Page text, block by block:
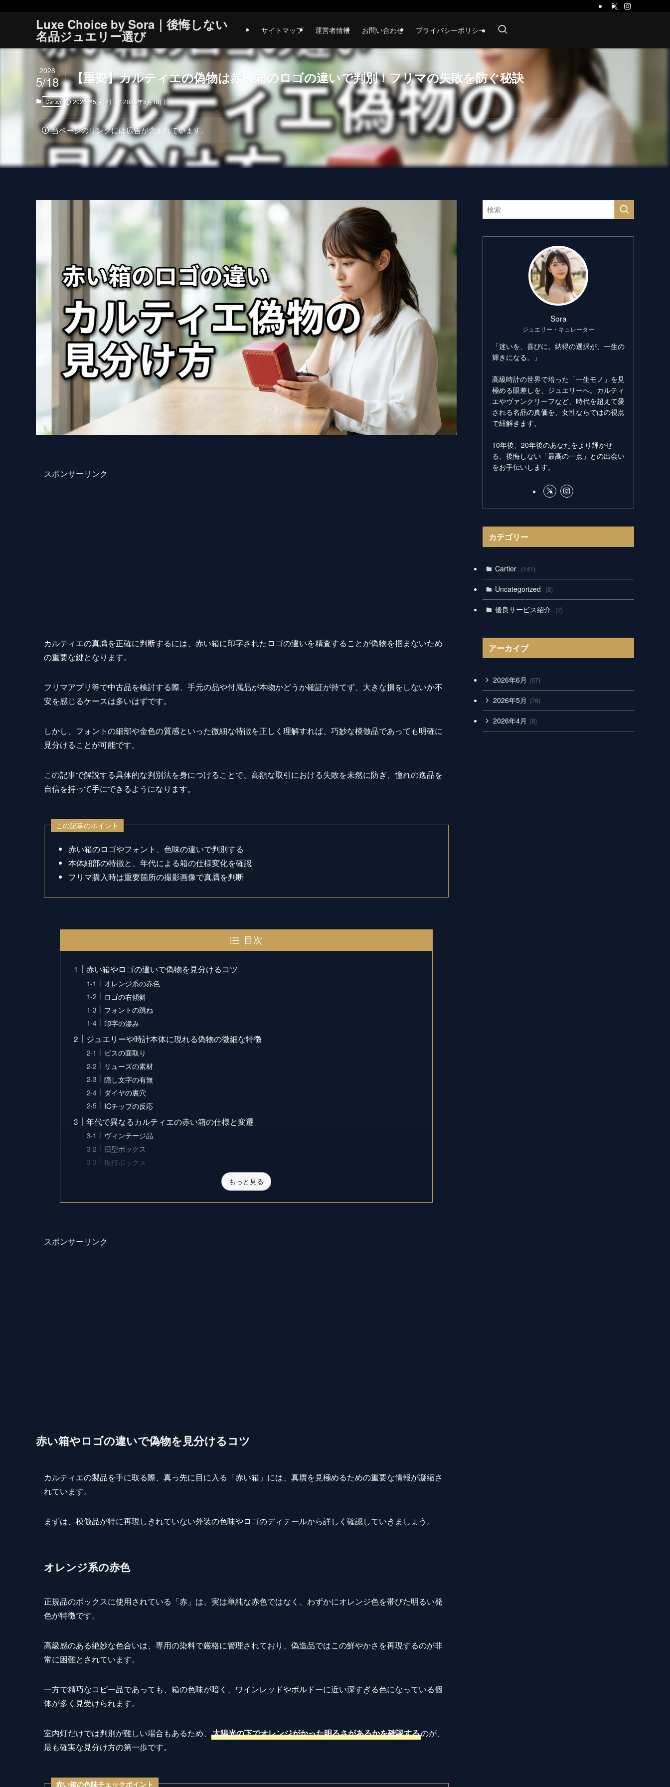
Luxe Choice by Sora｜後悔しない
名品ジュエリー選び サイトマップ 運営者情報 お問い合わせ プライバシーポリシー
【重要】カルティエの偽物は赤い箱のロゴの違いで判別！フリマの失敗を防ぐ秘訣
2026
5/18
Cartier 2026年5月14日 2026年5月18日
当ページのリンクには広告が含まれています。
スポンサーリンク
カルティエの真贋を正確に判断するには、赤い箱に印字されたロゴの違いを精査することが偽物を掴まないため
の重要な鍵となります。
フリマアプリ等で中古品を検討する際、手元の品や付属品が本物かどうか確証が持てず、大きな損をしないか不
安を感じるケースは多いはずです。
しかし、フォントの細部や金色の質感といった微細な特徴を正しく理解すれば、巧妙な模倣品であっても明確に
見分けることが可能です。
この記事で解説する具体的な判別法を身につけることで、高額な取引における失敗を未然に防ぎ、憧れの逸品を
自信を持って手にできるようになります。
この記事のポイント
赤い箱のロゴやフォント、色味の違いで判別する
本体細部の特徴と、年代による箱の仕様変化を確認
フリマ購入時は重要箇所の撮影画像で真贋を判断
目次
赤い箱やロゴの違いで偽物を見分けるコツ
オレンジ系の赤色
ロゴの右傾斜
フォントの跳ね
印字の滲み
ジュエリーや時計本体に現れる偽物の微細な特徴
ビスの面取り
リューズの素材
隠し文字の有無
ダイヤの裏穴
ICチップの反応
年代で異なるカルティエの赤い箱の仕様と変遷
ヴィンテージ品
旧型ボックス
現行ボックス
もっと見る
スポンサーリンク
赤い箱やロゴの違いで偽物を見分けるコツ
カルティエの製品を手に取る際、真っ先に目に入る「赤い箱」には、真贋を見極めるための重要な情報が凝縮さ
れています。
まずは、模倣品が特に再現しきれていない外装の色味やロゴのディテールから詳しく確認していきましょう。
オレンジ系の赤色
正規品のボックスに使用されている「赤」は、実は単純な赤色ではなく、わずかにオレンジ色を帯びた明るい発
色が特徴です。
高級感のある絶妙な色合いは、専用の染料で厳格に管理されており、偽造品ではこの鮮やかさを再現するのが非
常に困難とされています。
一方で精巧なコピー品であっても、箱の色味が暗く、ワインレッドやボルドーに近い深すぎる色になっている個
体が多く見受けられます。
室内灯だけでは判別が難しい場合もあるため、 太陽光の下でオレンジがかった明るさがあるかを確認するのが、
最も確実な見分け方の第一歩です。
赤い箱の色味チェックポイント
Sora
ジュエリー・キュレーター
「迷いを、喜びに。納得の選択が、一生の
輝きになる。」
高級時計の世界で培った「一生モノ」を見
極める眼差しを、ジュエリーへ。カルティ
エやヴァンクリーフなど、時代を超えて愛
される名品の真価を、女性ならではの視点
で紐解きます。
10年後、20年後のあなたをより輝かせ
る、後悔しない「最高の一点」との出会い
をお手伝いします。
カテゴリー
Cartier (141)
Uncategorized (8)
優良サービス紹介 (2)
アーカイブ
2026年6月 (67)
2026年5月 (76)
2026年4月 (8)